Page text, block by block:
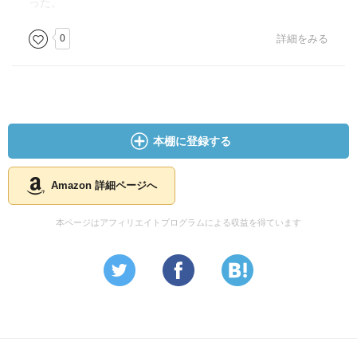
0 詳細をみる
本棚に登録する
Amazon 詳細ページへ
本ページはアフィリエイトプログラムによる収益を得ています